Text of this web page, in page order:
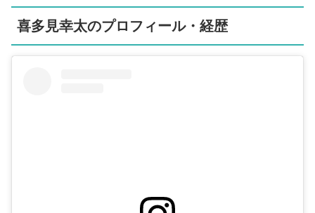
喜多見幸太のプロフィール・経歴